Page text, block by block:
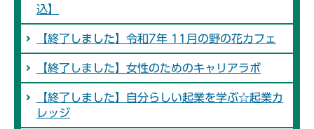
込】
【終了しました】令和7年 11月の野の花カフェ
【終了しました】女性のためのキャリアラボ
【終了しました】自分らしい起業を学ぶ☆起業カ
レッジ